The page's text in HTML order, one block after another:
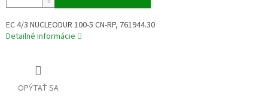
EC 4/3 NUCLEODUR 100-5 CN-RP, 761944.30
Detailné informácie
OPÝTAŤ SA